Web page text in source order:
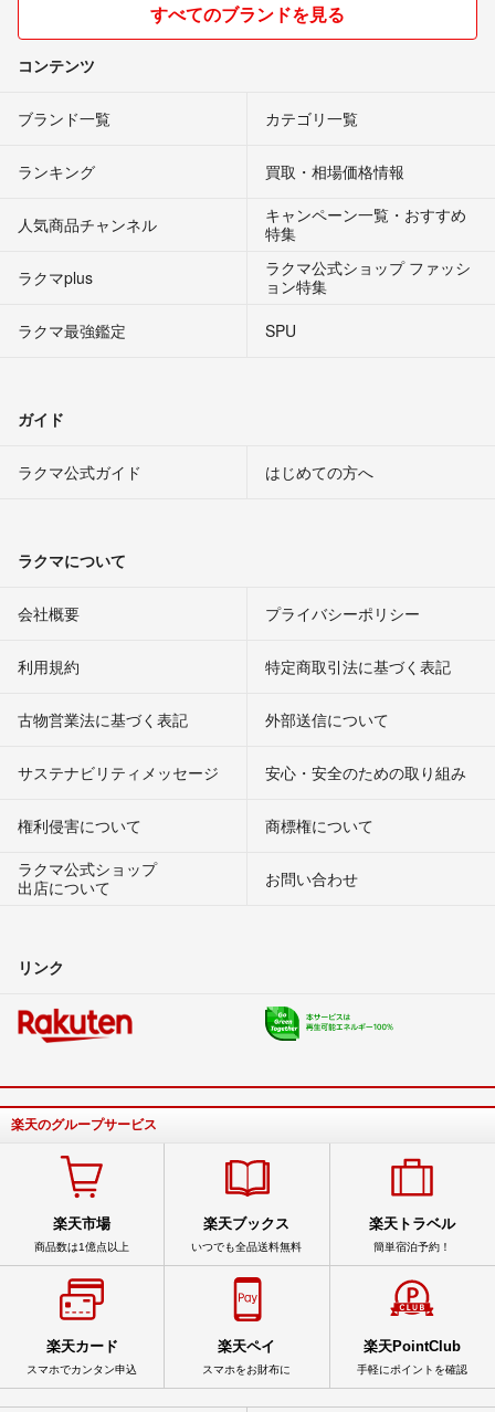
すべてのブランドを見る
コンテンツ
ブランド一覧 カテゴリ一覧
ランキング 買取・相場価格情報
人気商品チャンネル
キャンペーン一覧・おすすめ
特集
ラクマplus
ラクマ公式ショップ ファッシ
ョン特集
ラクマ最強鑑定
SPU
ガイド
ラクマ公式ガイド はじめての方へ
ラクマについて
会社概要 プライバシーポリシー
利用規約 特定商取引法に基づく表記
古物営業法に基づく表記 外部送信について
サステナビリティメッセージ 安心・安全のための取り組み
権利侵害について
商標権について
ラクマ公式ショップ
出店について
お問い合わせ
リンク
楽天のグループサービス
楽天市場
商品数は1億点以上
楽天ブックス
いつでも全品送料無料
楽天トラベル
簡単宿泊予約！
楽天カード
スマホでカンタン申込
楽天ペイ
スマホをお財布に
楽天PointClub
手軽にポイントを確認